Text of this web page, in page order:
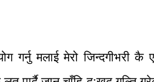
गर्नु मलाई मेरो जिन्दगीभरी कै